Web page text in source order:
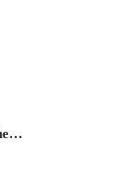
Hvorfor stiger uligheden – og hvad gør vi ved det?